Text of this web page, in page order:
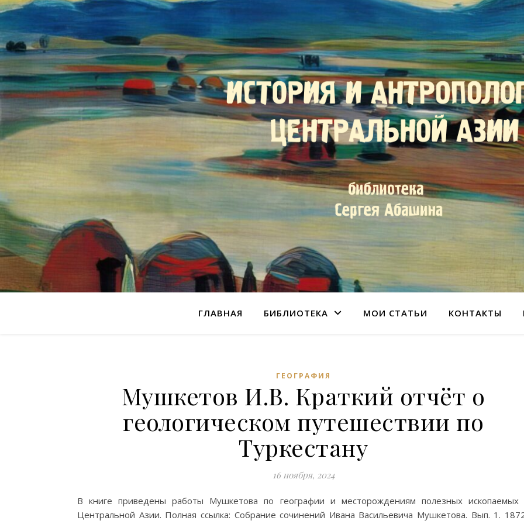
ГЛАВНАЯ БИБЛИОТЕКА МОИ СТАТЬИ КОНТАКТЫ
ГЕОГРАФИЯ
Мушкетов И.В. Краткий отчёт о
геологическом путешествии по
Туркестану
16 ноября, 2024
В книге приведены работы Мушкетова по географии и месторождениям полезных ископаемых
Центральной Азии. Полная ссылка: Собрание сочинений Ивана Васильевича Мушкетова. Вып. 1.